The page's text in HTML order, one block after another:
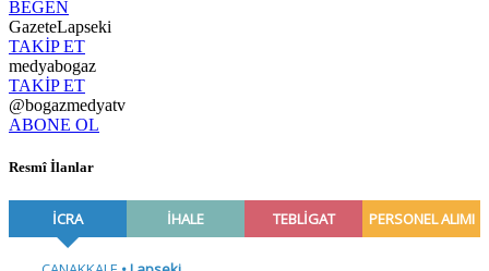
BEĞEN
GazeteLapseki
TAKİP ET
medyabogaz
TAKİP ET
@bogazmedyatv
ABONE OL
Resmî İlanlar